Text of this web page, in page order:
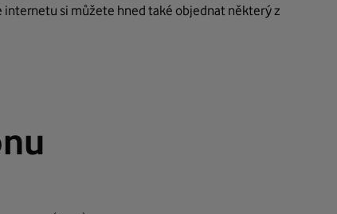
internetu si můžete hned také objednat některý z